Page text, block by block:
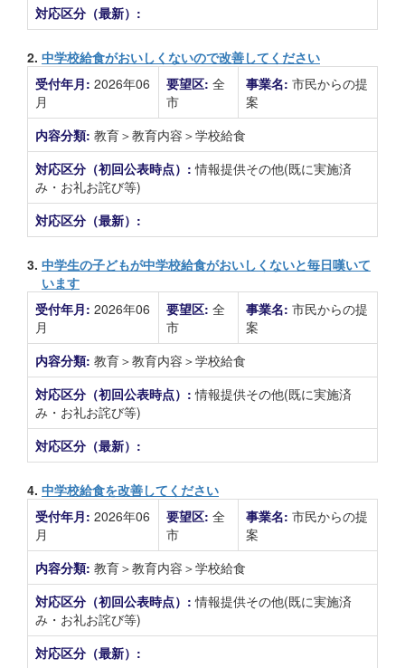
対応区分（最新）:
2. 中学校給食がおいしくないので改善してください
受付年月: 2026年06
月
要望区: 全
市
事業名: 市民からの提
案
内容分類: 教育＞教育内容＞学校給食
対応区分（初回公表時点）:情報提供その他(既に実施済
み・お礼お詫び等)
対応区分（最新）:
3. 中学生の子どもが中学校給食がおいしくないと毎日嘆いて
います
受付年月: 2026年06
月
要望区: 全
市
事業名: 市民からの提
案
内容分類: 教育＞教育内容＞学校給食
対応区分（初回公表時点）:情報提供その他(既に実施済
み・お礼お詫び等)
対応区分（最新）:
4. 中学校給食を改善してください
受付年月: 2026年06
月
要望区: 全
市
事業名: 市民からの提
案
内容分類: 教育＞教育内容＞学校給食
対応区分（初回公表時点）:情報提供その他(既に実施済
み・お礼お詫び等)
対応区分（最新）: